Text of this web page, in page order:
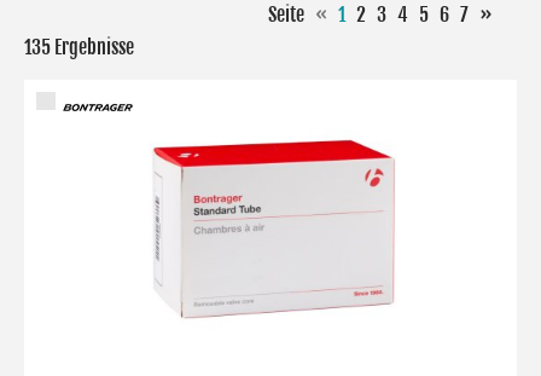
Seite « 1 2 3 4 5 6 7 »
135 Ergebnisse